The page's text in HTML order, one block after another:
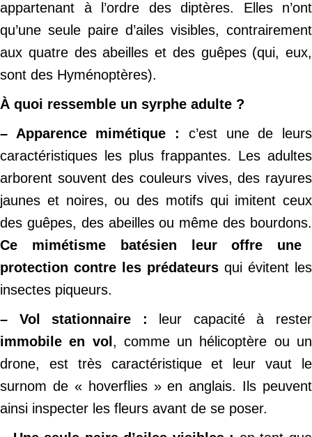
appartenant à l’ordre des diptères. Elles n’ont
qu’une seule paire d’ailes visibles, contrairement
aux quatre des abeilles et des guêpes (qui, eux,
sont des Hyménoptères).
À quoi ressemble un syrphe adulte ?
– Apparence mimétique : c’est une de leurs
caractéristiques les plus frappantes. Les adultes
arborent souvent des couleurs vives, des rayures
jaunes et noires, ou des motifs qui imitent ceux
des guêpes, des abeilles ou même des bourdons.
Ce mimétisme batésien leur offre une
protection contre les prédateurs qui évitent les
insectes piqueurs.
– Vol stationnaire : leur capacité à rester
immobile en vol , comme un hélicoptère ou un
drone, est très caractéristique et leur vaut le
surnom de « hoverflies » en anglais. Ils peuvent
ainsi inspecter les fleurs avant de se poser.